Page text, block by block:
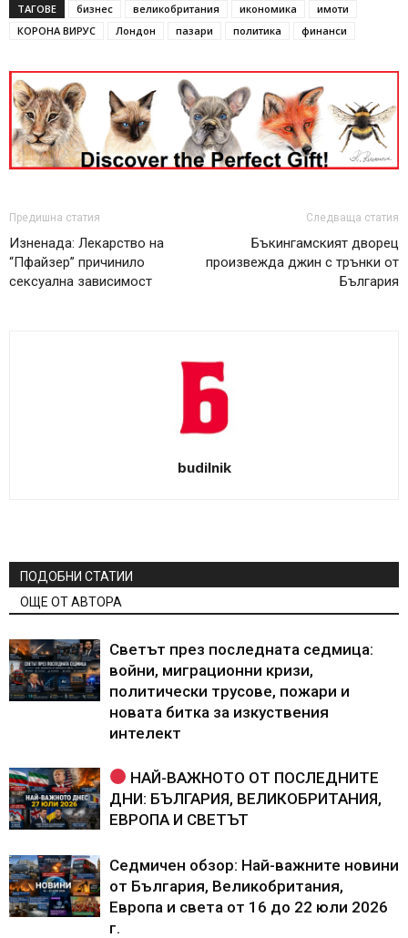
ТАГОВЕ бизнес великобритания икономика
имоти
КОРОНА ВИРУС
Лондон пазари политика финанси
Предишна статия
Изненада: Лекарство на
“Пфайзер” причинило
сексуална зависимост
Следваща статия
Бъкингамският дворец
произвежда джин с трънки от
България
budilnik
ПОДОБНИ СТАТИИ
ОЩЕ ОТ АВТОРА
Светът през последната седмица:
войни, миграционни кризи,
политически трусове, пожари и
новата битка за изкуствения
интелект
НАЙ-ВАЖНОТО ОТ ПОСЛЕДНИТЕ
ДНИ: БЪЛГАРИЯ, ВЕЛИКОБРИТАНИЯ,
ЕВРОПА И СВЕТЪТ
Седмичен обзор: Най-важните новини
от България, Великобритания,
Европа и света от 16 до 22 юли 2026
г.